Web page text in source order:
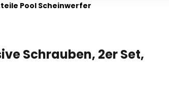
Pool Scheinwerfer
Schrauben, 2er Set,